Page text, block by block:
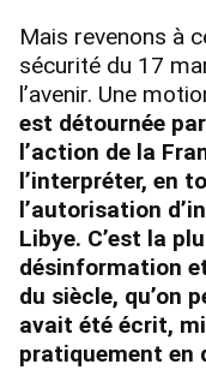
Mais revenons à
sécurité du 17
l’avenir. Une
est détournée
l’action de la
l’interpréter, en
l’autorisation
Libye. C’est la
désinformation
du siècle, qu’on
avait été écrit,
pratiquement en